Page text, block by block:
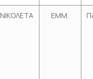
ΝΙΚΟΛΕΤΑ ΕΜΜ.